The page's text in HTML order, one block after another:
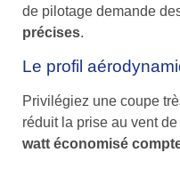
de pilotage demande
précises.
Le profil
Privilégiez une coupe
réduit la prise au vent
watt économisé